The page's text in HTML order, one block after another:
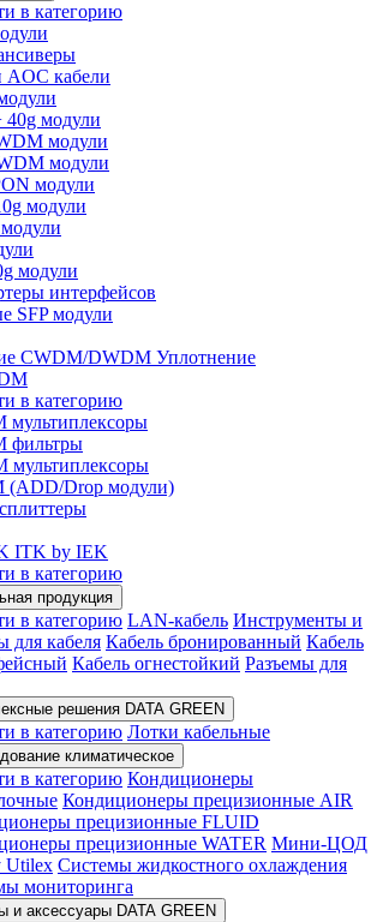
в категорию
кабели
40g модули
модули
модули
модули
модули
модули
интерфейсов
SFP модули
Уплотнение
в категорию
мультиплексоры
фильтры
мультиплексоры
(ADD/Drop модули)
ITK by IEK
в категорию
продукция
в категорию LAN-кабель Инструменты и
для кабеля Кабель бронированный Кабель
Кабель огнестойкий Разъемы для
решения DATA GREEN
в категорию Лотки кабельные
климатическое
в категорию Кондиционеры
Кондиционеры прецизионные AIR
прецизионные FLUID
прецизионные WATER Мини-ЦОД
Utilex Системы жидкостного охлаждения
мониторинга
и аксессуары DATA GREEN